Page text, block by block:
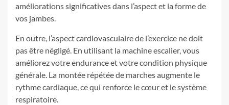
améliorations significatives dans l’aspect et la forme de
vos jambes.
En outre, l’aspect cardiovasculaire de l’exercice ne doit
pas être négligé. En utilisant la machine escalier, vous
améliorez votre endurance et votre condition physique
générale. La montée répétée de marches augmente le
rythme cardiaque, ce qui renforce le cœur et le système
respiratoire.